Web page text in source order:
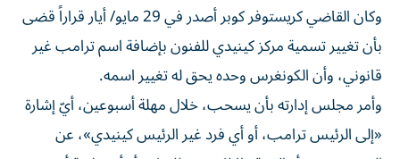
وكان القاضي كريستوفر كوبر أصدر في 29 مايو/ أيار قراراً قضى
بأن تغيير تسمية مركز كينيدي للفنون بإضافة اسم ترامب غير
قانوني، وأن الكونغرس وحده يحق له تغيير اسمه.
وأمر مجلس إدارته بأن يسحب، خلال مهلة أسبوعين، أيّ إشارة
«إلى الرئيس ترامب، أو أي فرد غير الرئيس كينيدي»، عن